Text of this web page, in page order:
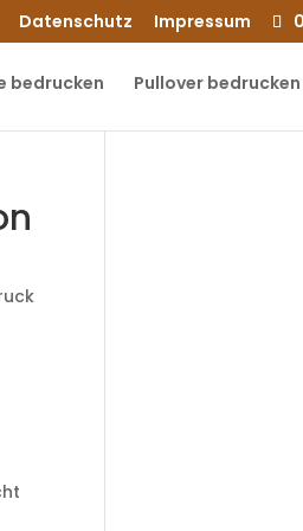
Datenschutz Impressum
bedrucken Pullover bedrucken